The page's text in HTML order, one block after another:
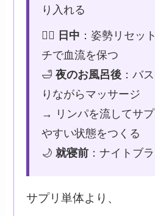
り入れる
🤸‍♀️ 日中 ：姿勢リセッ
チで血流を保つ
🛁夜のお風呂後 ：バ
りながらマッサージ
→ リンパを流してサ
やすい状態をつくる
🌙就寝前 ：ナイトブ
サプリ単体より、